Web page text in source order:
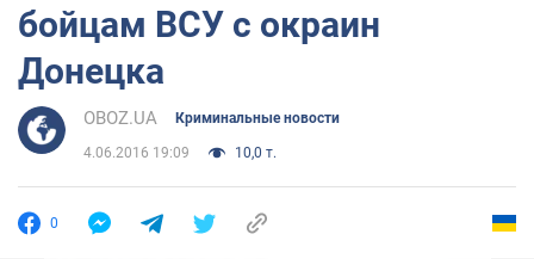
бойцам ВСУ с окраин
Донецка
OBOZ.UA Криминальные новости
4.06.2016 19:09 10,0 т.
0